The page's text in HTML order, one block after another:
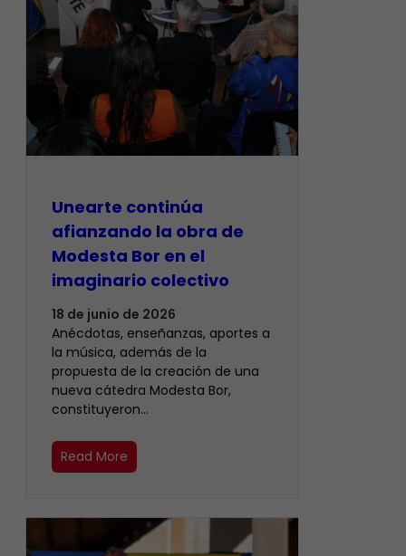
Unearte continúa
afianzando la obra de
Modesta Bor en el
imaginario colectivo
18 de junio de 2026
Anécdotas, enseñanzas, aportes a
la música, además de la
propuesta de la creación de una
nueva cátedra Modesta Bor,
constituyeron…
Read More